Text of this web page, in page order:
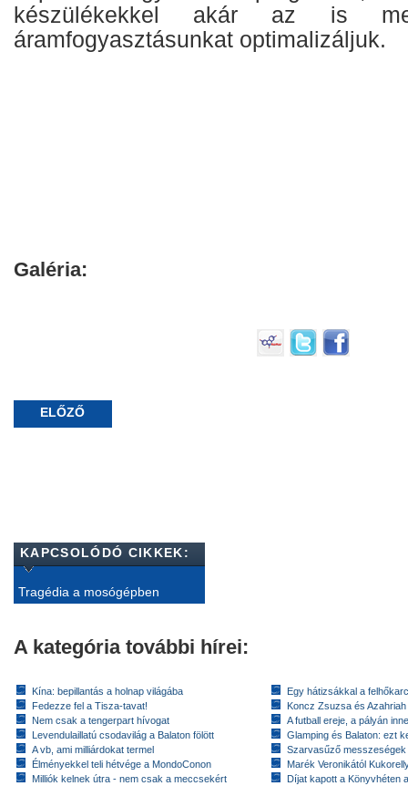
készülékekkel akár az is
áramfogyasztásunkat optimalizáljuk.
Galéria:
ELŐZŐ
KAPCSOLÓDÓ CIKKEK:
Tragédia a mosógépben
A kategória további hírei:
Kína: bepillantás a holnap világába
Fedezze fel a Tisza-tavat!
Nem csak a tengerpart hívogat
Levendulaillatú csodavilág a Balaton fölött
A vb, ami milliárdokat termel
Élményekkel teli hétvége a MondoConon
Milliók kelnek útra - nem csak a meccsekért
Egy hátizsákkal a
Koncz Zsuzsa és
A futball ereje, a pályán
Glamping és Balaton: ezt
Szarvasűző messzeségek
Marék Veronikától
Díjat kapott a Könyvhéten